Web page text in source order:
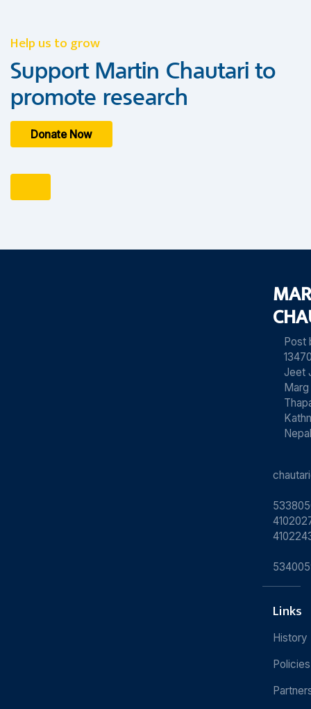
Help us to grow
Support Martin Chautari to
promote research
Donate Now
Post
Jeet
Marg
Nepal
Links
History
Policies